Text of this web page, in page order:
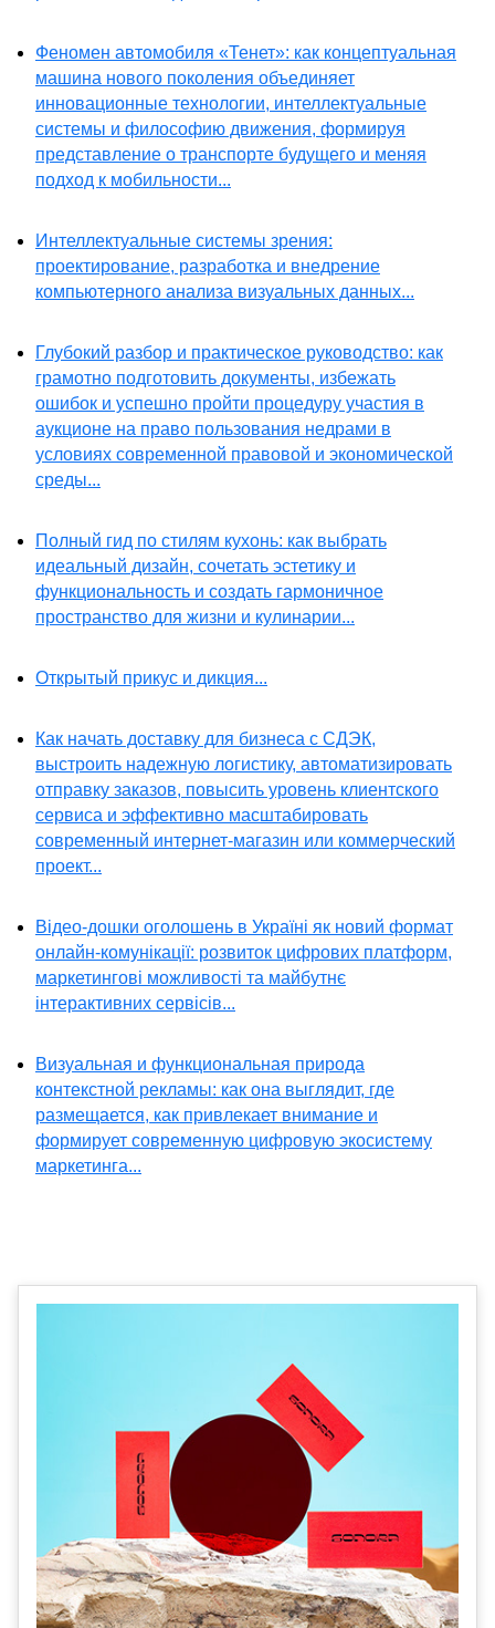
Феномен автомобиля «Тенет»: как концептуальная
машина нового поколения объединяет
инновационные технологии, интеллектуальные
системы и философию движения, формируя
представление о транспорте будущего и меняя
подход к мобильности...
Интеллектуальные системы зрения:
проектирование, разработка и внедрение
компьютерного анализа визуальных данных...
Глубокий разбор и практическое руководство: как
грамотно подготовить документы, избежать
ошибок и успешно пройти процедуру участия в
аукционе на право пользования недрами в
условиях современной правовой и экономической
среды...
Полный гид по стилям кухонь: как выбрать
идеальный дизайн, сочетать эстетику и
функциональность и создать гармоничное
пространство для жизни и кулинарии...
Открытый прикус и дикция...
Как начать доставку для бизнеса с СДЭК,
выстроить надежную логистику, автоматизировать
отправку заказов, повысить уровень клиентского
сервиса и эффективно масштабировать
современный интернет-магазин или коммерческий
проект...
Відео-дошки оголошень в Україні як новий формат
онлайн-комунікації: розвиток цифрових платформ,
маркетингові можливості та майбутнє
інтерактивних сервісів...
Визуальная и функциональная природа
контекстной рекламы: как она выглядит, где
размещается, как привлекает внимание и
формирует современную цифровую экосистему
маркетинга...